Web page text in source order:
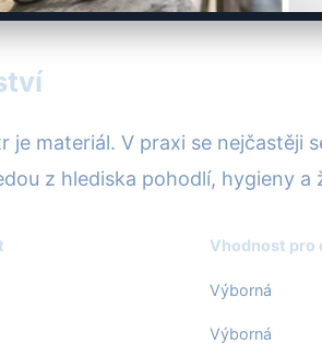
materiál. V praxi se nejčastěji
z hlediska pohodlí, hygieny a
Vhodnost pro
Výborná
Výborná